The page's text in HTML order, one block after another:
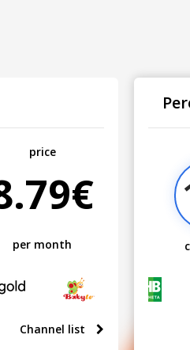
price
per month
Channel list